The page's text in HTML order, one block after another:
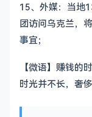
15、外媒：当地
团访问乌克兰，
事宜；
【微语】赚钱的
时光并不长，奢